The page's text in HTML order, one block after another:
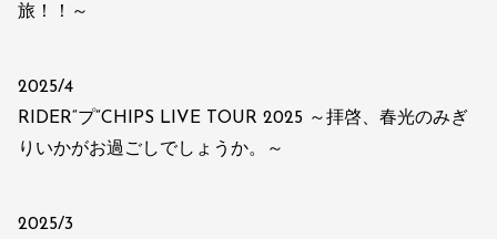
旅！！～
2025/4
RIDER“プ”CHIPS LIVE TOUR 2025 ～拝啓、春光のみぎ
りいかがお過ごしでしょうか。～
2025/3